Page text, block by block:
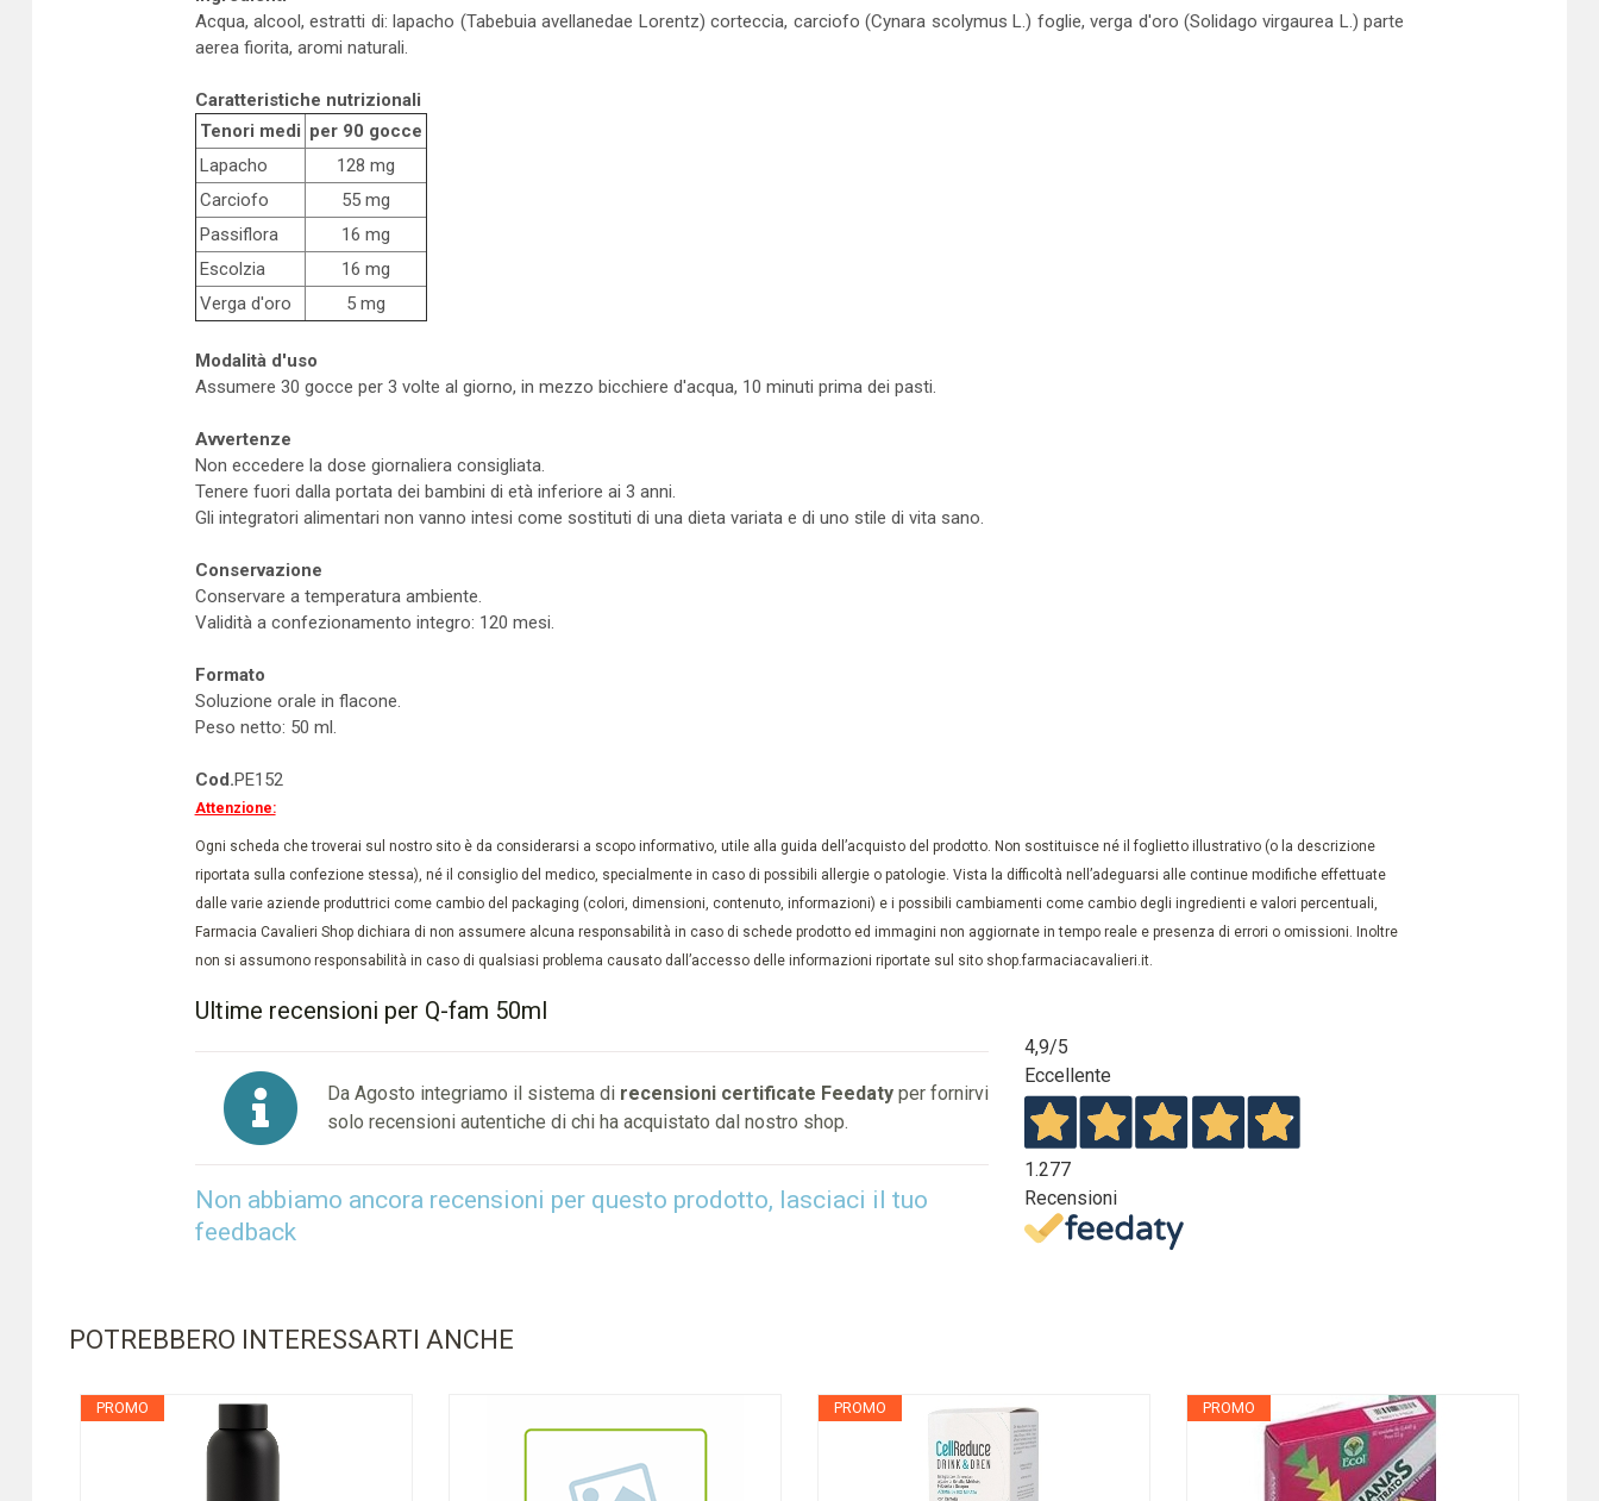
Acqua, alcool, estratti di: lapacho (Tabebuia avellanedae Lorentz) corteccia, carciofo (Cynara scolymus L.) foglie, verga d'oro (Solidago virgaurea L.) parte
aerea fiorita, aromi naturali.
Caratteristiche nutrizionali
Tenori medi per 90 gocce
Lapacho
128 mg
Carciofo
55 mg
Passiflora
16 mg
Escolzia
16 mg
Verga d'oro
5 mg
Modalità d'uso
Assumere 30 gocce per 3 volte al giorno, in mezzo bicchiere d'acqua, 10 minuti prima dei pasti.
Avvertenze
Non eccedere la dose giornaliera consigliata.
Tenere fuori dalla portata dei bambini di età inferiore ai 3 anni.
Gli integratori alimentari non vanno intesi come sostituti di una dieta variata e di uno stile di vita sano.
Conservazione
Conservare a temperatura ambiente.
Validità a confezionamento integro: 120 mesi.
Formato
Soluzione orale in flacone.
Peso netto: 50 ml.
Cod.PE152
Attenzione:
Ogni scheda che troverai sul nostro sito è da considerarsi a scopo informativo, utile alla guida dell’acquisto del prodotto. Non sostituisce né il foglietto illustrativo (o la descrizione
riportata sulla confezione stessa), né il consiglio del medico, specialmente in caso di possibili allergie o patologie. Vista la difficoltà nell’adeguarsi alle continue modifiche effettuate
dalle varie aziende produttrici come cambio del packaging (colori, dimensioni, contenuto, informazioni) e i possibili cambiamenti come cambio degli ingredienti e valori percentuali,
Farmacia Cavalieri Shop dichiara di non assumere alcuna responsabilità in caso di schede prodotto ed immagini non aggiornate in tempo reale e presenza di errori o omissioni. Inoltre
non si assumono responsabilità in caso di qualsiasi problema causato dall’accesso delle informazioni riportate sul sito shop.farmaciacavalieri.it.
Ultime recensioni per Q-fam 50ml
Da Agosto integriamo il sistema di recensioni certificate Feedatyper fornirvi
solo recensioni autentiche di chi ha acquistato dal nostro shop.
Non abbiamo ancora recensioni per questo prodotto, lasciaci il tuo
feedback
4,9/5
Eccellente
1.277
Recensioni
POTREBBERO INTERESSARTI ANCHE
PROMO PROMO PROMO